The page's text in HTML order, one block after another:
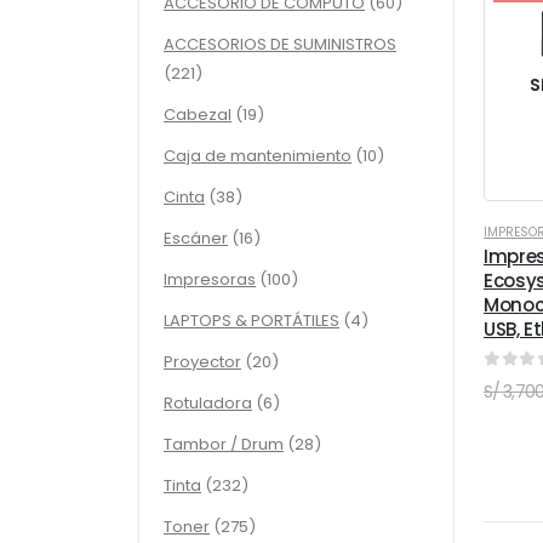
USB,
out
S/
ACCESORIOS DE SUMINISTROS
221221
productos
Cabezal 1919
Caja de mantenimiento 1010
Cinta 3838
productos
Escáner 1616
productos
Impresoras 100100
productos
LAPTOPS & PORTÁTILES 44
Proyector 2020
productos
Rotuladora 66
productos
Tambor / Drum 2828
Tinta 232232
productos
Toner 275275